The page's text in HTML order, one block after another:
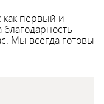
как первый и
–
Мы всегда готовы